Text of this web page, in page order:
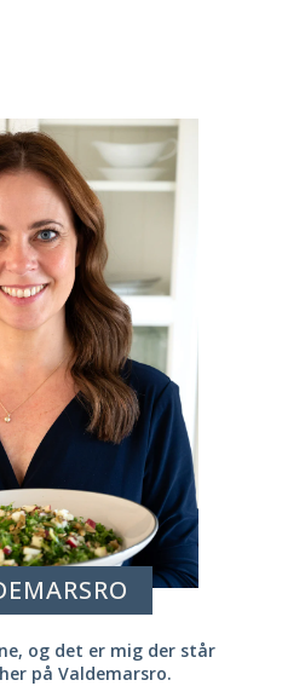
og det er mig der står
på Valdemarsro.